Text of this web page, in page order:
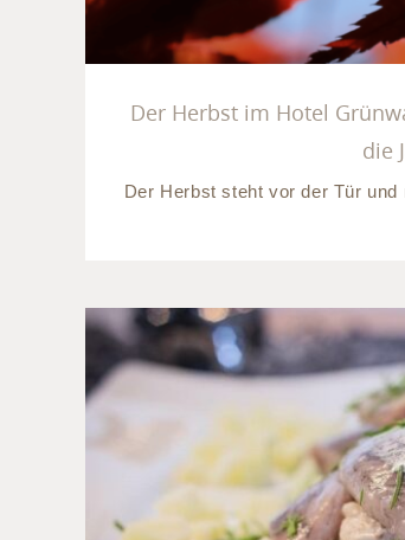
Der Herbst im Hotel
die
Der Herbst steht vor der Tür
Sommer im